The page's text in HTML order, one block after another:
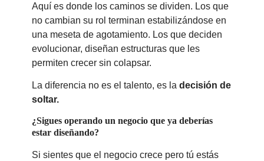
Aquí es donde los caminos se dividen. Los que
no cambian su rol terminan estabilizándose en
una meseta de agotamiento. Los que deciden
evolucionar, diseñan estructuras que les
permiten crecer sin colapsar.
La diferencia no es el talento, es la decisión de
soltar.
¿Sigues operando un negocio que ya deberías
estar diseñando?
Si sientes que el negocio crece pero tú estás